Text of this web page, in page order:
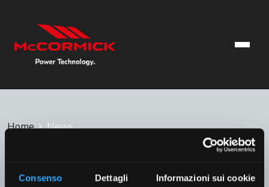
Consenso Dettagli Informazioni sui cookie
Home News